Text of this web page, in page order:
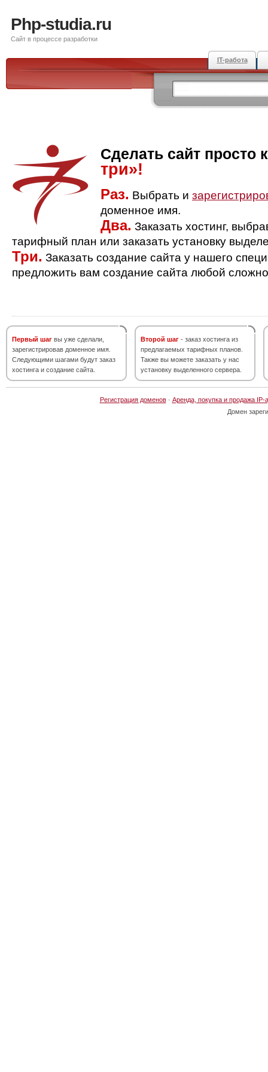
Php-studia.ru
Сайт в процессе разработки
IT-работа
Сделать сайт просто
три»!
Раз. Выбрать и
доменное имя.
Два. Заказать хостинг,
тарифный план или заказать установку
Три. Заказать создание сайта у нашего
предложить вам создание сайта любой
Первый шаг вы уже сделали,
зарегистрировав доменное имя.
Следующими шагами будут заказ
хостинга и создание сайта.
Второй шаг - заказ хостинга из
предлагаемых тарифных планов.
Также вы можете заказать у нас
установку выделенного сервера.
Регистрация доменов· Аренда, покупка и продажа IP-
Домен